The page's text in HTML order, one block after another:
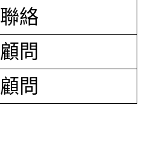
聯絡
顧問
顧問